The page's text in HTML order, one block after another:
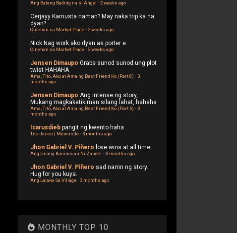
Ang Batang Bading na si Angel · 2 weeks ago
Cerjayy Kamusta naman? May naka trip ka na
dyan?
Cinehan sa Market Place· 2 weeks ago
Nick Nag work ako dyan as porter e
Cinehan sa Market Place· 3 weeks ago
Jensen Dimaupo Grabe sunod sunod ung plot
twist HAHAHA
Ama, Tito, Ako at Ama ng Best Friend Ko (Part 8) · 3
months ago
Jensen Dimaupo Ang intense ng story,
Mukang magkakatikiman silang lahat, hahaha
Ama, Tito, Ako at Ama ng Best Friend Ko (Part 6) · 3
months ago
Icarusdieb pangit ng kwento haha
Tito Jason | Mencircle· 3 months ago
Jhon Gabriel V. Piñero love wins at all time.
Ang Unang Karanasan Ni Zander· 3 months ago
Jhon Gabriel V. Piñero sad namn ng story.
Hug for you kuya.
Ang Lalake Sa Village· 3 months ago
MONTHLY TOP 10